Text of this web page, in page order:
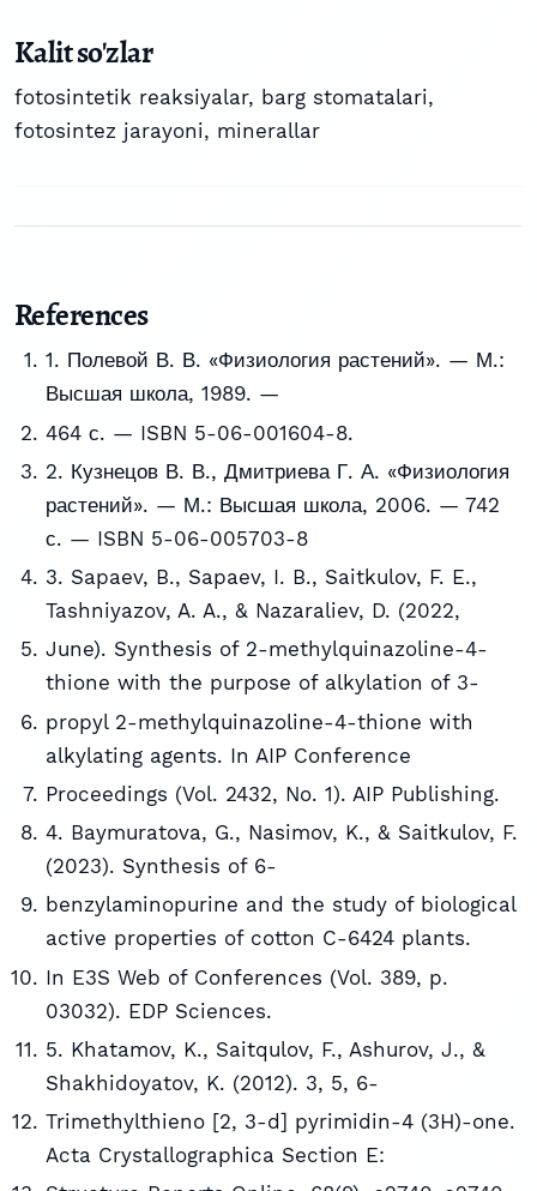
Kalit so'zlar
fotosintetik reaksiyalar, barg stomatalari,
fotosintez jarayoni, minerallar
References
1. Полевой В. В. «Физиология растений». — М.:
Высшая школа, 1989. —
464 с. — ISBN 5-06-001604-8.
2. Кузнецов В. В., Дмитриева Г. А. «Физиология
растений». — М.: Высшая школа, 2006. — 742
с. — ISBN 5-06-005703-8
3. Sapaev, B., Sapaev, I. B., Saitkulov, F. E.,
Tashniyazov, A. A., & Nazaraliev, D. (2022,
June). Synthesis of 2-methylquinazoline-4-
thione with the purpose of alkylation of 3-
propyl 2-methylquinazoline-4-thione with
alkylating agents. In AIP Conference
Proceedings (Vol. 2432, No. 1). AIP Publishing.
4. Baymuratova, G., Nasimov, K., & Saitkulov, F.
(2023). Synthesis of 6-
benzylaminopurine and the study of biological
active properties of cotton C-6424 plants.
In E3S Web of Conferences (Vol. 389, p.
03032). EDP Sciences.
5. Khatamov, K., Saitqulov, F., Ashurov, J., &
Shakhidoyatov, K. (2012). 3, 5, 6-
Trimethylthieno [2, 3-d] pyrimidin-4 (3H)-one.
Acta Crystallographica Section E: